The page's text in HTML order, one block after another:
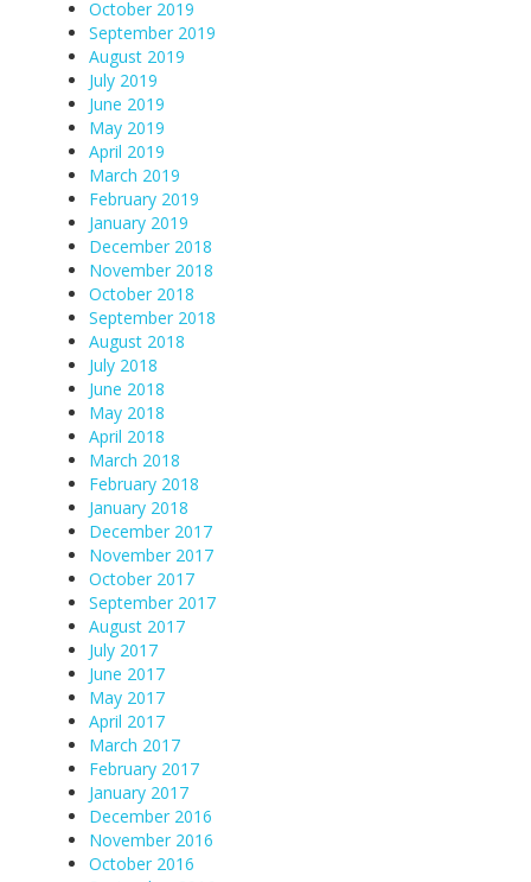
October 2019
September 2019
August 2019
July 2019
June 2019
May 2019
April 2019
March 2019
February 2019
January 2019
December 2018
November 2018
October 2018
September 2018
August 2018
July 2018
June 2018
May 2018
April 2018
March 2018
February 2018
January 2018
December 2017
November 2017
October 2017
September 2017
August 2017
July 2017
June 2017
May 2017
April 2017
March 2017
February 2017
January 2017
December 2016
November 2016
October 2016